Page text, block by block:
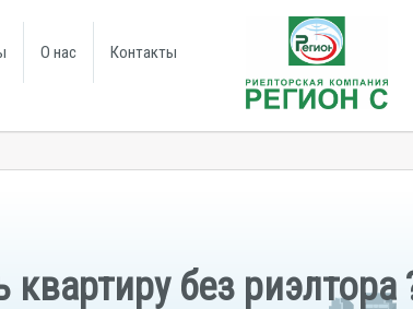
О нас Контакты
без риэлтора